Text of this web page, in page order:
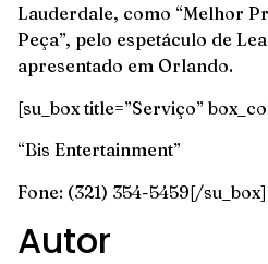
Lauderdale, como “Melhor
Peça”, pelo espetáculo de
apresentado em Orlando.
[su_box title=”Serviço”
“Bis Entertainment”
Fone: (321) 354-5459[/su_box]
Autor